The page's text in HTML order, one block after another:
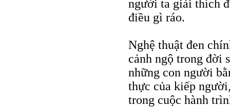
người ta giải thích
điều gì ráo.
Nghệ thuật đen
cảnh ngộ trong đời
những con người
thực của kiếp
trong cuộc hành